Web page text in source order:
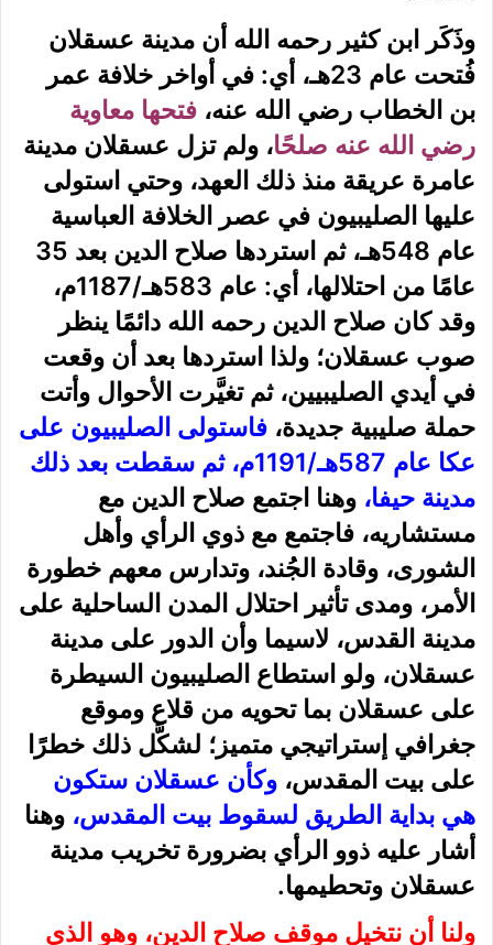
وذَكَر ابن كثير رحمه الله أن مدينة عسقلان
فُتحت عام 23هـ، أي: في أواخر خلافة عمر
بن الخطاب رضي الله عنه، فتحها معاوية
رضي الله عنه صلحًا، ولم تزل عسقلان مدينة
عامرة عريقة منذ ذلك العهد، وحتي استولى
عليها الصليبيون في عصر الخلافة العباسية
عام 548هـ، ثم استردها صلاح الدين بعد 35
عامًا من احتلالها، أي: عام 583هـ/1187م،
وقد كان صلاح الدين رحمه الله دائمًا ينظر
صوب عسقلان؛ ولذا استردها بعد أن وقعت
في أيدي الصليبيين، ثم تغيَّرت الأحوال وأتت
حملة صليبية جديدة، فاستولى الصليبيون على
عكا عام 587هـ/1191م، ثم سقطت بعد ذلك
مدينة حيفا، وهنا اجتمع صلاح الدين مع
مستشاريه، فاجتمع مع ذوي الرأي وأهل
الشورى، وقادة الجُند، وتدارس معهم خطورة
الأمر، ومدى تأثير احتلال المدن الساحلية على
مدينة القدس، لاسيما وأن الدور على مدينة
عسقلان، ولو استطاع الصليبيون السيطرة
على عسقلان بما تحويه من قلاع وموقع
جغرافي إستراتيجي متميز؛ لشكَّل ذلك خطرًا
على بيت المقدس، وكأن عسقلان ستكون
هي بداية الطريق لسقوط بيت المقدس، وهنا
أشار عليه ذوو الرأي بضرورة تخريب مدينة
عسقلان وتحطيمها.
ولنا أن نتخيل موقف صلاح الدين، وهو الذي